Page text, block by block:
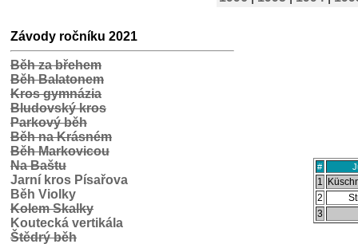
Závody ročníku 2021
Běh za břehem
Běh Balatonem
Kros gymnázia
Bludovský kros
Parkový běh
Běh na Krásném
Běh Markovicou
Na Baštu
Jarní kros Písařova
Běh Violky
Kolem Skalky
Koutecká vertikála
Štědrý běh
#
1
2
3